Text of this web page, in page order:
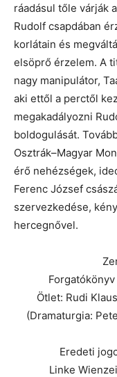
ráadásul tőle várják
Rudolf csapdában
korlátain és
elsöprő érzelem. A
nagy manipulátor,
aki ettől a perctől
megakadályozni
boldogulását.
Osztrák–Magyar
érő nehézségek,
Ferenc József
szervezkedése,
hercegnővel.
Ötlet: Rudi
(Dramaturgia:
Eredeti
Linke